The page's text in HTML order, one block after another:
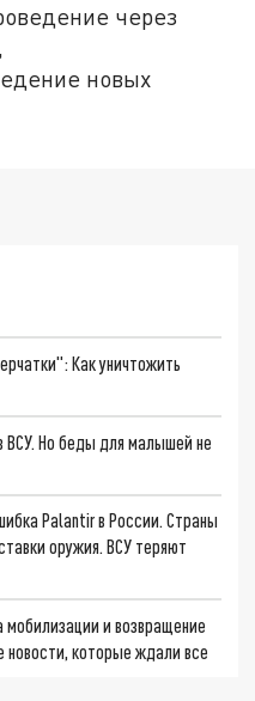
через
новых
Как уничтожить
ВСУ. Но беды для малышей не
Palantir в России. Страны
оружия. ВСУ теряют
мобилизации и возвращение
которые ждали все